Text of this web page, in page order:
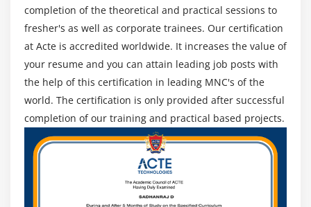
completion of the theoretical and practical sessions to
fresher's as well as corporate trainees. Our certification
at Acte is accredited worldwide. It increases the value of
your resume and you can attain leading job posts with
the help of this certification in leading MNC's of the
world. The certification is only provided after successful
completion of our training and practical based projects.